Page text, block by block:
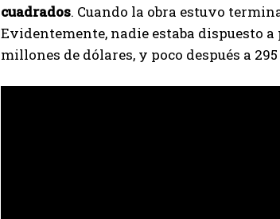
cuadrados. Cuando la obra estuvo
Evidentemente, nadie estaba dispuesto
millones de dólares, y poco después a